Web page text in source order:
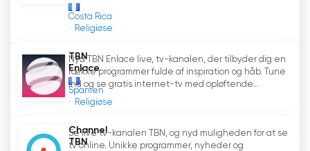
Costa Rica
Religiøse
TBN
Enlace
Spanien
Religiøse
Nyd TBN Enlace live, tv-kanalen, der tilbyder dig en
række programmer fulde af inspiration og håb. Tune
ind og se gratis internet-tv med opløftende...
Channel
TBN
Se live tv-kanalen TBN, og nyd muligheden for at se
tv online. Unikke programmer, nyheder og